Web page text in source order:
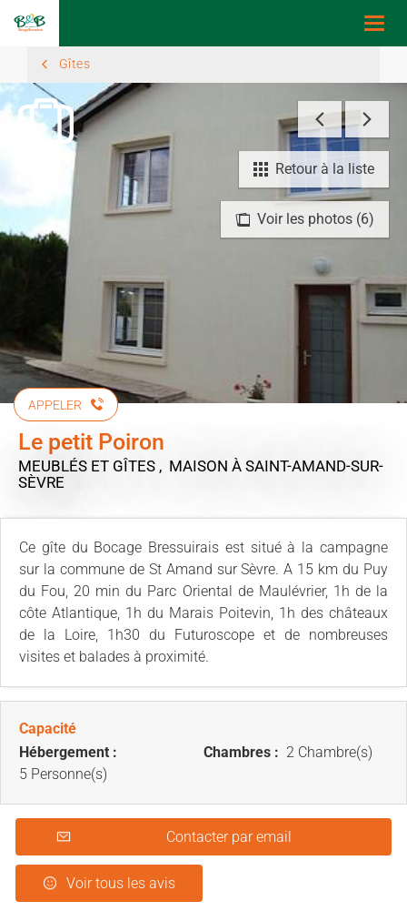
Gîtes
Voir les photos (6)
Retour à la liste
APPELER
Le petit Poiron
MEUBLÉS ET GÎTES , MAISON À SAINT-AMAND-SUR-
SÈVRE
Ce gîte du Bocage Bressuirais est situé à la campagne
sur la commune de St Amand sur Sèvre. A 15 km du Puy
du Fou, 20 min du Parc Oriental de Maulévrier, 1h de la
côte Atlantique, 1h du Marais Poitevin, 1h des châteaux
de la Loire, 1h30 du Futuroscope et de nombreuses
visites et balades à proximité.
Capacité
Hébergement :
5 Personne(s)
Chambres : 2 Chambre(s)
Contacter par email
Voir tous les avis